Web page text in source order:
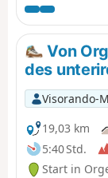
in Hand mit
da eine
erforderlich
Fuß zu
durch den
Vexin Français
das Tal der
von
Val d'Oise,
um Chars zu
Von
des
Visorando-
19,03 km
5:40 Std.
Start in